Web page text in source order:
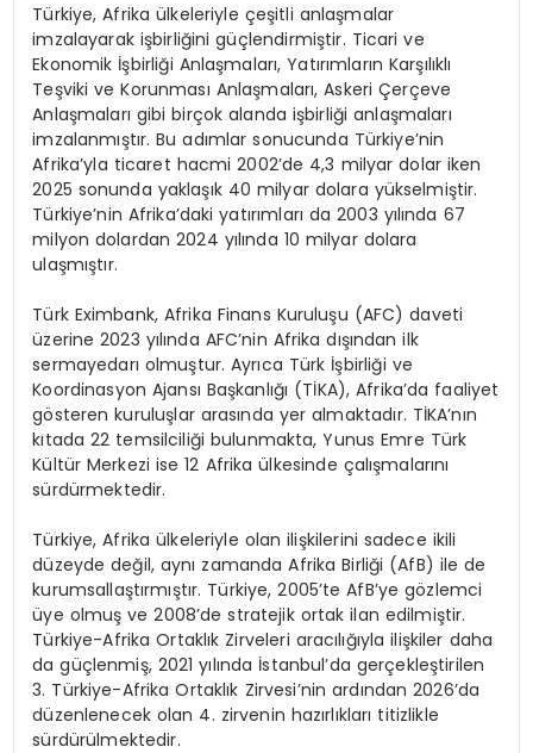
Türkiye, Afrika ülkeleriyle çeşitli anlaşmalar
imzalayarak işbirliğini güçlendirmiştir. Ticari ve
Ekonomik İşbirliği Anlaşmaları, Yatırımların Karşılıklı
Teşviki ve Korunması Anlaşmaları, Askeri Çerçeve
Anlaşmaları gibi birçok alanda işbirliği anlaşmaları
imzalanmıştır. Bu adımlar sonucunda Türkiye’nin
Afrika’yla ticaret hacmi 2002’de 4,3 milyar dolar iken
2025 sonunda yaklaşık 40 milyar dolara yükselmiştir.
Türkiye’nin Afrika’daki yatırımları da 2003 yılında 67
milyon dolardan 2024 yılında 10 milyar dolara
ulaşmıştır.
Türk Eximbank, Afrika Finans Kuruluşu (AFC) daveti
üzerine 2023 yılında AFC’nin Afrika dışından ilk
sermayedarı olmuştur. Ayrıca Türk İşbirliği ve
Koordinasyon Ajansı Başkanlığı (TİKA), Afrika’da faaliyet
gösteren kuruluşlar arasında yer almaktadır. TİKA’nın
kıtada 22 temsilciliği bulunmakta, Yunus Emre Türk
Kültür Merkezi ise 12 Afrika ülkesinde çalışmalarını
sürdürmektedir.
Türkiye, Afrika ülkeleriyle olan ilişkilerini sadece ikili
düzeyde değil, aynı zamanda Afrika Birliği (AfB) ile de
kurumsallaştırmıştır. Türkiye, 2005’te AfB’ye gözlemci
üye olmuş ve 2008’de stratejik ortak ilan edilmiştir.
Türkiye-Afrika Ortaklık Zirveleri aracılığıyla ilişkiler daha
da güçlenmiş, 2021 yılında İstanbul’da gerçekleştirilen
3. Türkiye-Afrika Ortaklık Zirvesi’nin ardından 2026’da
düzenlenecek olan 4. zirvenin hazırlıkları titizlikle
sürdürülmektedir.